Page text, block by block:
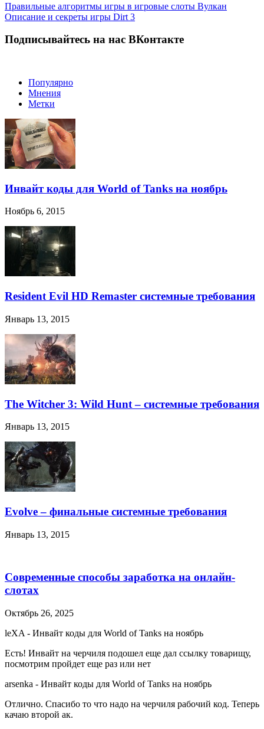
Правильные алгоритмы игры в игровые слоты Вулкан
Описание и секреты игры Dirt 3
Подписывайтесь на нас ВКонтакте
Популярно
Мнения
Метки
Инвайт коды для World of Tanks на ноябрь
Ноябрь 6, 2015
Resident Evil HD Remaster системные требования
Январь 13, 2015
The Witcher 3: Wild Hunt – системные требования
Январь 13, 2015
Evolve – финальные системные требования
Январь 13, 2015
Современные способы заработка на онлайн-
слотах
Октябрь 26, 2025
leXA - Инвайт коды для World of Tanks на ноябрь
Есть! Инвайт на черчиля подошел еще дал ссылку товарищу,
посмотрим пройдет еще раз или нет
arsenka - Инвайт коды для World of Tanks на ноябрь
Отлично. Спасибо то что надо на черчиля рабочий код. Теперь
качаю второй ак.